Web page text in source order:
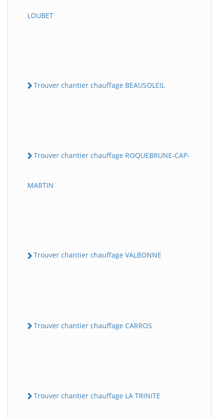
LOUBET
Trouver chantier chauffage BEAUSOLEIL
Trouver chantier chauffage ROQUEBRUNE-CAP-
MARTIN
Trouver chantier chauffage VALBONNE
Trouver chantier chauffage CARROS
Trouver chantier chauffage LA TRINITE